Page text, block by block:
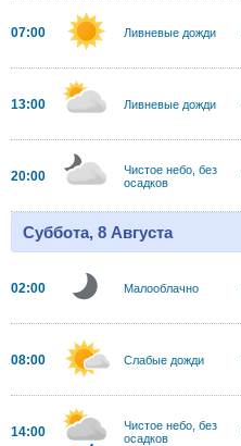
07:00 Ливневые дожди
13:00 Ливневые дожди
20:00
Чистое небо, без
осадков
Суббота, 8 Августа
02:00 Малооблачно
08:00 Слабые дожди
14:00
Чистое небо, без
осадков